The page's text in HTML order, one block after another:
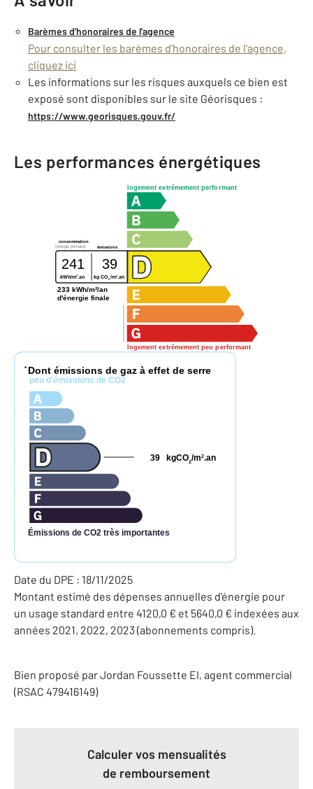
Barèmes d'honoraires de l'agence
Pour consulter les barèmes d'honoraires de l'agence,
cliquez ici
Les informations sur les risques auxquels ce bien est
exposé sont disponibles sur le site Géorisques :
https://www.georisques.gouv.fr/
Les performances énergétiques
logement extrêmement performant
logement extrêmement peu performant
consommation
émissions
(énergie primaire)
241 39
kWh/m2.an kg CO2 /m2 .an
233 kWh/m²/an
d'énergie finale
* Dont émissions de gaz à effet de serre
peu d'émissions de CO2
Émissions de CO2 très importantes
kgCO2/m2.an
39
Date du DPE : 18/11/2025
Montant estimé des dépenses annuelles d'énergie pour
un usage standard entre 4120,0 € et 5640,0 € indexées aux
années 2021, 2022, 2023 (abonnements compris).
Bien proposé parJordan Foussette EI, agent commercial
(RSAC 479416149)
Calculer vos mensualités
de remboursement